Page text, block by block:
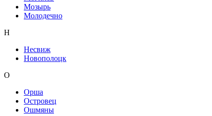
Мозырь
Молодечно
Н
Несвиж
Новополоцк
О
Орша
Островец
Ошмяны